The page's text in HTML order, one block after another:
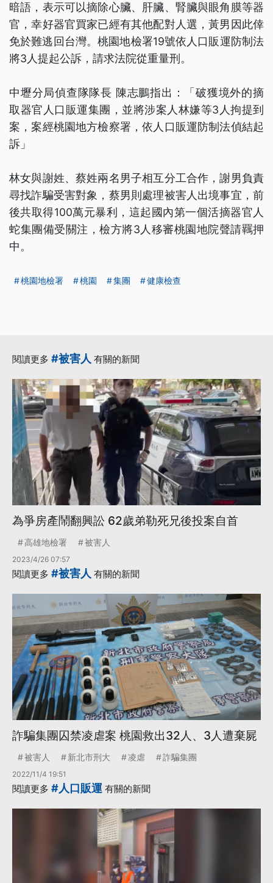
暗語，表示可以摘除心臟、肝臟、腎臟與眼角膜等器
官，幸好器官買家已經有其他配對人選，黃男因此倖
免於難逃回台灣。桃園地檢署19號依人口販運防制法
將3人提起公訴，請求法院從重量刑。
中壢分局偵查隊隊長 陳志鵬指出：「破獲境外的摘
取器官人口販運集團，並將涉案人林嫌等3人拘提到
案，案經桃園地方檢察署，依人口販運防制法偵結起
訴」
林女與謝姓、蔡姓兩名男子相互分工合作，謝男負責
尋找詐騙受害對象，蔡男則處理被害人出境事宜，前
後共取得100萬元暴利，這起國內第一個活摘器官人
蛇集團備受關注，檢方將3人移審桃園地院聲請羈押
中。
桃園地檢署 桃園 集團 健康檢查
閱讀更多 #被害人 有關的新聞
為爭房產鬧翻興訟 62歲弟勒死兄後投案自首
高雄地檢署 被害人
2023/4/26 07:57
閱讀更多 #被害人 有關的新聞
詐騙集團囚禁凌虐案 桃園救出32人、3人遭棄屍
被害人 新北市刑大 凌虐 詐騙集團
2022/11/4 19:51
閱讀更多 #人口販運 有關的新聞